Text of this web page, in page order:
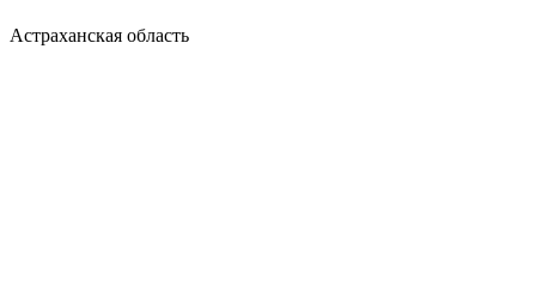
Астраханская область